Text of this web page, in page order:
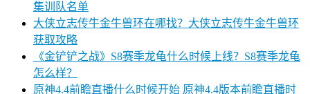
集训队名单
大侠立志传牛金牛兽环在哪找？大侠立志传牛金牛兽环
获取攻略
《金铲铲之战》S8赛季龙龟什么时候上线？S8赛季龙龟
怎么样？
原神4.4前瞻直播什么时候开始 原神4.4版本前瞻直播时